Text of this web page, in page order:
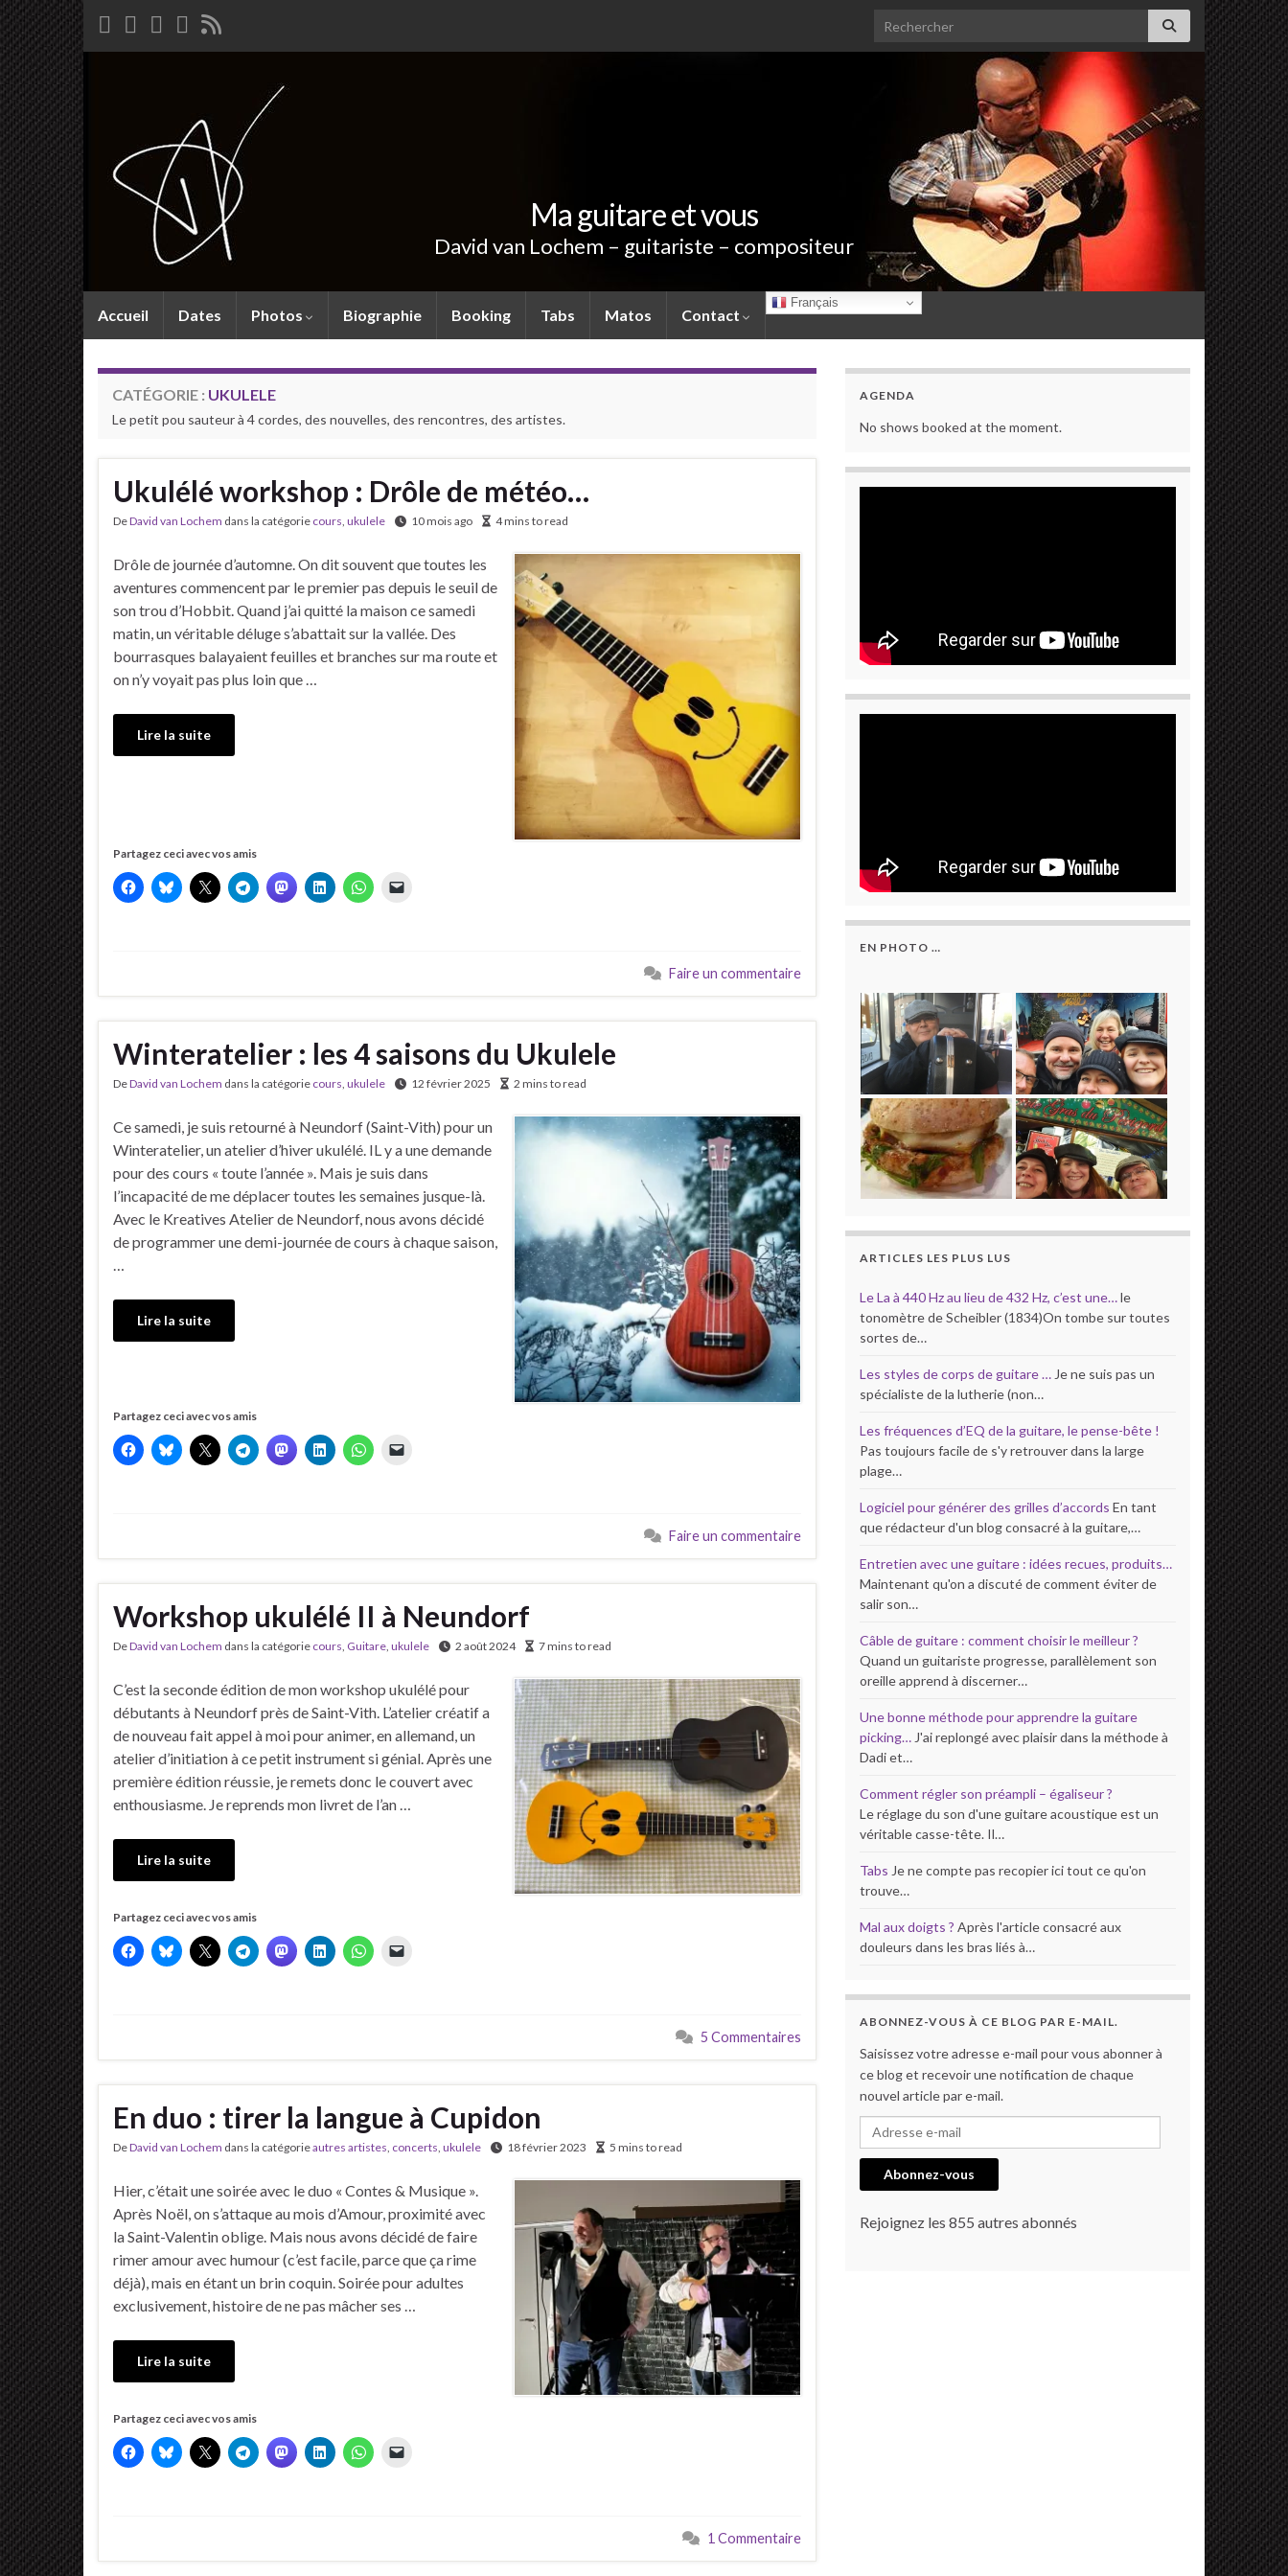
Search for:
Ma guitare et vous
David van Lochem – guitariste – compositeur
Accueil Dates Photos Biographie Booking Tabs Matos Contact
Français
CATÉGORIE : UKULELE
Le petit pou sauteur à 4 cordes, des nouvelles, des rencontres, des artistes.
Ukulélé workshop : Drôle de météo…
DeDavid van Lochem dans la catégorie cours, ukulele 10 mois ago 4 mins to read
Drôle de journée d’automne. On dit souvent que toutes les
aventures commencent par le premier pas depuis le seuil de
son trou d’Hobbit. Quand j’ai quitté la maison ce samedi
matin, un véritable déluge s’abattait sur la vallée. Des
bourrasques balayaient feuilles et branches sur ma route et
on n’y voyait pas plus loin que …
Lire la suite
Partagez ceci avec vos amis
Faire un commentaire
Winteratelier : les 4 saisons du Ukulele
DeDavid van Lochem dans la catégorie cours, ukulele 12 février 2025 2 mins to read
Ce samedi, je suis retourné à Neundorf (Saint-Vith) pour un
Winteratelier, un atelier d’hiver ukulélé. IL y a une demande
pour des cours « toute l’année ». Mais je suis dans
l’incapacité de me déplacer toutes les semaines jusque-là.
Avec le Kreatives Atelier de Neundorf, nous avons décidé
de programmer une demi-journée de cours à chaque saison,
…
Lire la suite
Partagez ceci avec vos amis
Faire un commentaire
Workshop ukulélé II à Neundorf
DeDavid van Lochem dans la catégorie cours, Guitare, ukulele 2 août 2024 7 mins to read
C’est la seconde édition de mon workshop ukulélé pour
débutants à Neundorf près de Saint-Vith. L’atelier créatif a
de nouveau fait appel à moi pour animer, en allemand, un
atelier d’initiation à ce petit instrument si génial. Après une
première édition réussie, je remets donc le couvert avec
enthousiasme. Je reprends mon livret de l’an …
Lire la suite
Partagez ceci avec vos amis
5 Commentaires
En duo : tirer la langue à Cupidon
DeDavid van Lochem dans la catégorieautres artistes, concerts, ukulele 18 février 2023 5 mins to read
Hier, c’était une soirée avec le duo « Contes & Musique ».
Après Noël, on s’attaque au mois d’Amour, proximité avec
la Saint-Valentin oblige. Mais nous avons décidé de faire
rimer amour avec humour (c’est facile, parce que ça rime
déjà), mais en étant un brin coquin. Soirée pour adultes
exclusivement, histoire de ne pas mâcher ses …
Lire la suite
Partagez ceci avec vos amis
1 Commentaire
AGENDA
No shows booked at the moment.
EN PHOTO …
ARTICLES LES PLUS LUS
Le La à 440 Hz au lieu de 432 Hz, c’est une…le
tonomètre de Scheibler (1834)On tombe sur toutes
sortes de…
Les styles de corps de guitare … Je ne suis pas un
spécialiste de la lutherie (non…
Les fréquences d’EQ de la guitare, le pense-bête !
Pas toujours facile de s'y retrouver dans la large
plage…
Logiciel pour générer des grilles d’accords En tant
que rédacteur d'un blog consacré à la guitare,…
Entretien avec une guitare : idées recues, produits…
Maintenant qu'on a discuté de comment éviter de
salir son…
Câble de guitare : comment choisir le meilleur ?
Quand un guitariste progresse, parallèlement son
oreille apprend à discerner…
Une bonne méthode pour apprendre la guitare
picking… J'ai replongé avec plaisir dans la méthode à
Dadi et…
Comment régler son préampli – égaliseur ?
Le réglage du son d'une guitare acoustique est un
véritable casse-tête. Il…
Tabs Je ne compte pas recopier ici tout ce qu'on
trouve…
Mal aux doigts ? Après l'article consacré aux
douleurs dans les bras liés à…
ABONNEZ-VOUS À CE BLOG PAR E-MAIL.
Saisissez votre adresse e-mail pour vous abonner à
ce blog et recevoir une notification de chaque
nouvel article par e-mail.
Adresse e-mail
Abonnez-vous
Rejoignez les 855 autres abonnés